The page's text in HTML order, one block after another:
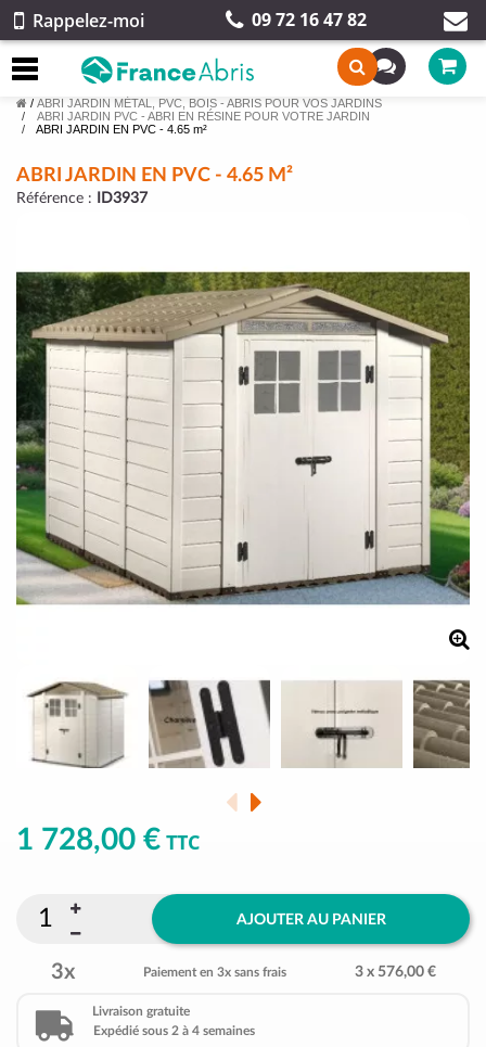
Rappelez-moi 09 72 16 47 82
/ ABRI JARDIN MÉTAL, PVC, BOIS - ABRIS POUR VOS JARDINS
ABRI JARDIN PVC - ABRI EN RÉSINE POUR VOTRE JARDIN
ABRI JARDIN EN PVC - 4.65 m²
ABRI JARDIN EN PVC - 4.65 M²
Référence : ID3937
1 728,00 € TTC
AJOUTER AU PANIER
3x Paiement en 3x sans frais 3 x 576,00 €
Livraison gratuite
Expédié sous 2 à 4 semaines